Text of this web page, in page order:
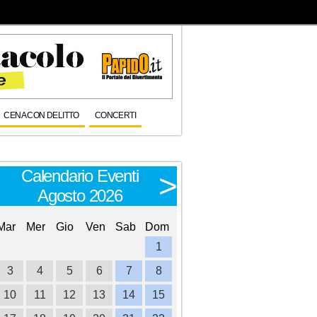
CENA CON DELITTO CONCERTI
Calendario Eventi
Agosto 2026
>
Mer Gio Ven Sab
Dom
1
3 4 5 6 7
8
10 11 12 13 14
15